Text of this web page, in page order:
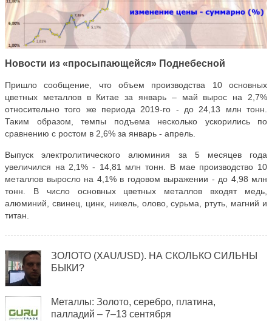
Новости из «просыпающейся» Поднебесной
Пришло сообщение, что объем производства 10 основных
цветных металлов в Китае за январь – май вырос на 2,7%
относительно того же периода 2019-го - до 24,13 млн тонн.
Таким образом, темпы подъема несколько ускорились по
сравнению с ростом в 2,6% за январь - апрель.
Выпуск электролитического алюминия за 5 месяцев года
увеличился на 2,1% - 14,81 млн тонн. В мае производство 10
металлов выросло на 4,1% в годовом выражении - до 4,98 млн
тонн. В число основных цветных металлов входят медь,
алюминий, свинец, цинк, никель, олово, сурьма, ртуть, магний и
титан.
ЗОЛОТО (XAU/USD). НА СКОЛЬКО СИЛЬНЫ
БЫКИ?
Металлы: Золото, серебро, платина,
палладий – 7–13 сентября